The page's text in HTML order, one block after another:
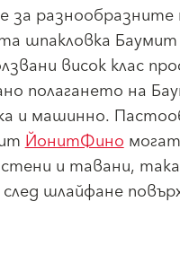
за
шпакловка
висок клас
полагането на
и машинно.
ЙонитФиномогат
и тавани,
шлайфане